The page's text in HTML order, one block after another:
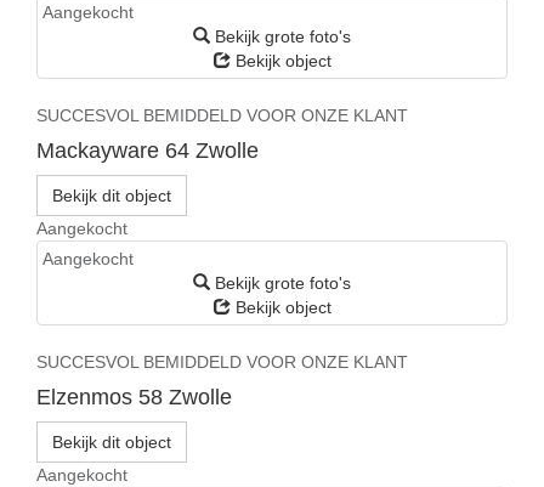
Aangekocht
Bekijk grote foto's
Bekijk object
SUCCESVOL BEMIDDELD VOOR ONZE KLANT
Mackayware 64 Zwolle
Bekijk dit object
Aangekocht
Aangekocht
Bekijk grote foto's
Bekijk object
SUCCESVOL BEMIDDELD VOOR ONZE KLANT
Elzenmos 58 Zwolle
Bekijk dit object
Aangekocht